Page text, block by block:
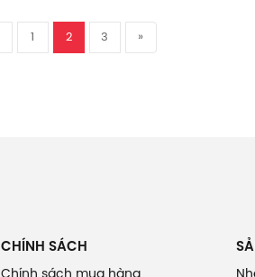
2 3 »
CHÍNH SÁCH